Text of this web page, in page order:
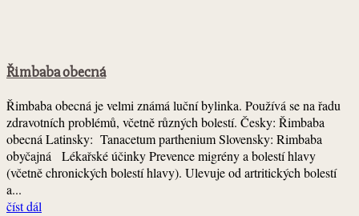
Řimbaba obecná
Řimbaba obecná je velmi známá luční bylinka. Používá se na řadu
zdravotních problémů, včetně různých bolestí. Česky: Řimbaba
obecná Latinsky: Tanacetum parthenium Slovensky: Rimbaba
obyčajná Lékařské účinky Prevence migrény a bolestí hlavy
(včetně chronických bolestí hlavy). Ulevuje od artritických bolestí
a...
číst dál